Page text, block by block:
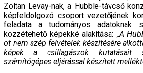
Zoltan Levay-nak, a Hubble-távcső
képfeldolgozó csoport vezetőjének
feladata a tudományos adatoknak
közzétehető képekké alakítása: „A
ot nem szép felvételek készítésére
képek a csillagászok kutatásait
számítógépes eljárással készített